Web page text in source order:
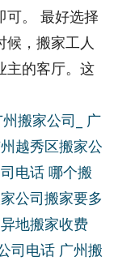
可。 最好选择
候，搬家工人
主的客厅。这
搬家公司_
广
越秀区搬家公
电话 哪个搬
公司搬家要多
地搬家收费
司电话 广州搬